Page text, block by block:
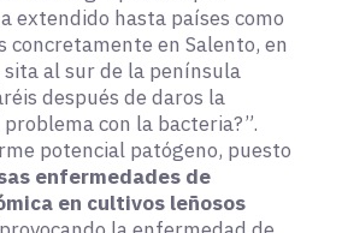
extendido hasta países como
concretamente en Salento, en
al sur de la península
después de daros la
con la bacteria?”.
potencial patógeno, puesto
enfermedades de
en cultivos leñosos